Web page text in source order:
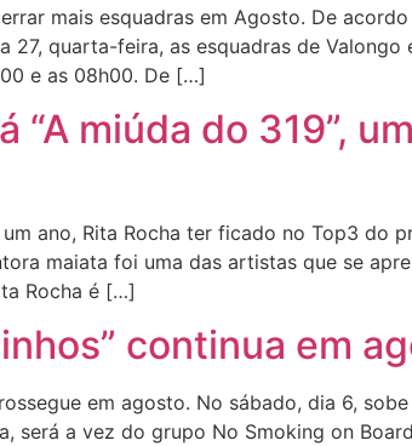
mais esquadras em Agosto. De
27, quarta-feira, as esquadras de
e as 08h00. De […]
“A miúda do 319”,
ano, Rita Rocha ter ficado no Top3 do
maiata foi uma das artistas que se
Rocha é […]
continua em
em agosto. No sábado, dia 6,
será a vez do grupo No Smoking on